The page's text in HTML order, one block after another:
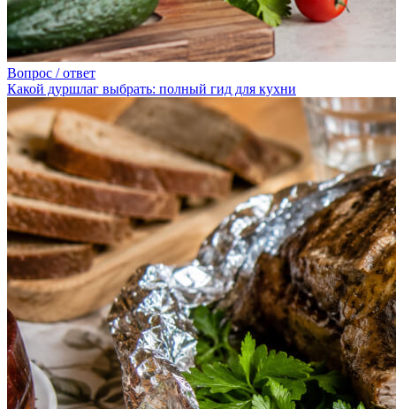
Вопрос / ответ
Какой дуршлаг выбрать: полный гид для кухни